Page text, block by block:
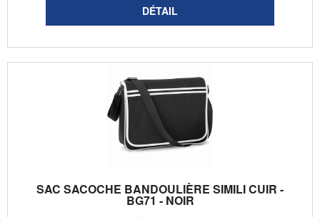
SAC SACOCHE BANDOULIÈRE SIMILI CUIR -
BG71 - NOIR